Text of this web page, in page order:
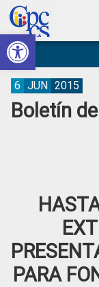
Abrir barra de
Skip
to
primary
navigation
Skip
to
main
content
Skip
to
primary
sidebar
Skip
to
footer
Consejo
de
Ciudadana
Construyendo
Poder
Ciudadano
Boletín
6 JUN 2015
PARA